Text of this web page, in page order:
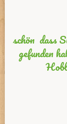
schön dass
gefunden